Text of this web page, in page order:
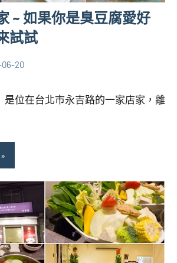
~ 如果你是臭豆腐愛好
試試
06-20
是位在台北市永吉路的一家店家，離